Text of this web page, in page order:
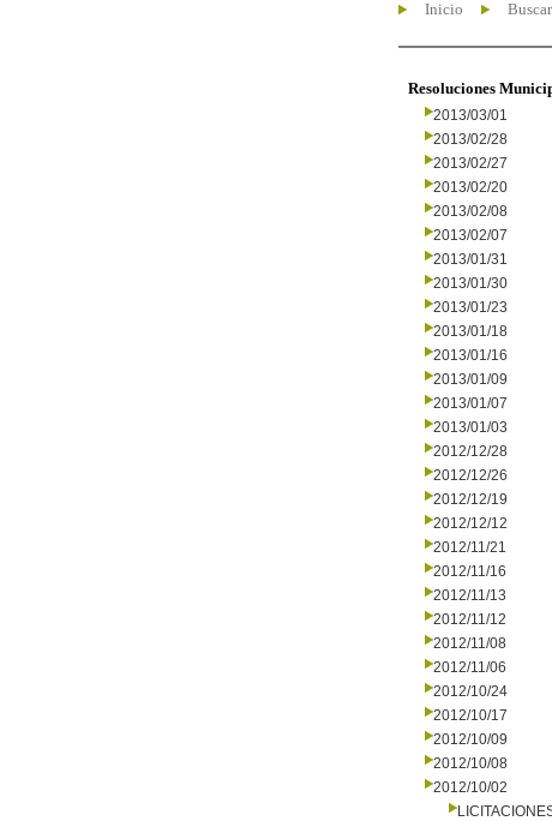
Inicio
Resoluciones
2013/03/01
2013/02/28
2013/02/27
2013/02/20
2013/02/08
2013/02/07
2013/01/31
2013/01/30
2013/01/23
2013/01/18
2013/01/16
2013/01/09
2013/01/07
2013/01/03
2012/12/28
2012/12/26
2012/12/19
2012/12/12
2012/11/21
2012/11/16
2012/11/13
2012/11/12
2012/11/08
2012/11/06
2012/10/24
2012/10/17
2012/10/09
2012/10/08
2012/10/02